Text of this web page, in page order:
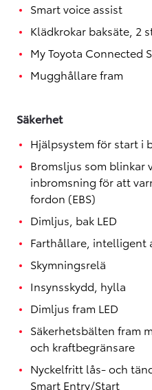
Smart voice assist
Klädkrokar baksäte, 2
My Toyota Connected
Mugghållare fram
Säkerhet
Hjälpsystem för start i
Bromsljus som blinkar
inbromsning för att
fordon (EBS)
Dimljus, bak LED
Farthållare, intelligent
Skymningsrelä
Insynsskydd, hylla
Dimljus fram LED
Säkerhetsbälten fram
och kraftbegränsare
Nyckelfritt lås- och
Smart Entry/Start